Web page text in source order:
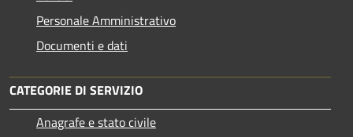
Personale Amministrativo
Documenti e dati
CATEGORIE DI SERVIZIO
Anagrafe e stato civile